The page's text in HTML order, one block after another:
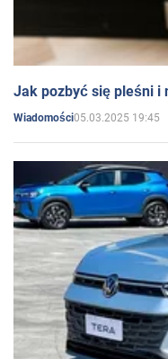
Jak pozbyć się pleśni i
Wiadomości05.03.2025 19:45